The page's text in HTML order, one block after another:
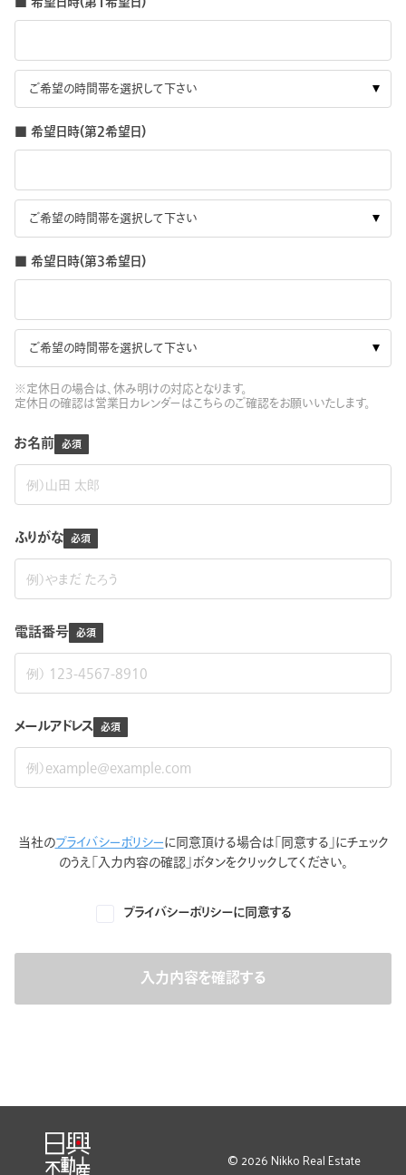
■ 希望日時(第2希望日)
■ 希望日時(第3希望日)
※定休日の場合は、休み明けの対応となります。
定休日の確認は営業日カレンダーはこちらのご確認をお願いいたします。
お名前
ふりがな
電話番号
メールアドレス
当社のプライバシーポリシーに同意頂ける場合は「同意する」にチェック
のうえ「入力内容の確認」ボタンをクリックしてください。
プライバシーポリシーに同意する
入力内容を確認する
© 2026 Nikko Real Estate